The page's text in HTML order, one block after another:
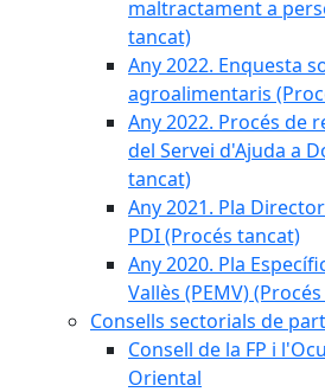
maltractament a
tancat)
Any 2022. Enquesta
agroalimentaris
Any 2022. Procés de
del Servei d'Ajuda a
tancat)
Any 2021. Pla
PDI (Procés tancat)
Any 2020. Pla
Vallès (PEMV)
Consells sectorials de
Consell de la FP i
Oriental